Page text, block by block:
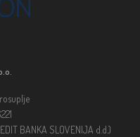
BANKA SLOVENIJA d.d.)